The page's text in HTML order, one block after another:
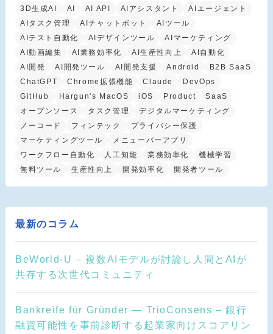
3D生成AI AI AI API AIアシスタント
AIエージェント
AIタスク管理
AIチャットボット
AIツール
AIテスト自動化
AIデザインツール
AIマーケティング
AI動画編集
AI業務効率化 AI生産性向上
AI自動化
AI開発
AI開発ツール AI開発支援 Android
B2B SaaS
ChatGPT
Chrome拡張機能 Claude
DevOps
GitHub
Hargun's MacOS iOS Product
SaaS
オープンソース
タスク管理
デジタルマーケティング
ノーコード
フィンテック
プライバシー保護
マーケティングツール
メニューバーアプリ
ワークフロー自動化
人工知能 業務効率化
機械学習
無料ツール
生産性向上 開発効率化 開発者ツール
最新のコラム
BeWorld-U – 複数AIモデルが討論し人間とAIが
共存する次世代コミュニティ
Bankreife für Gründer — TrioConsens – 銀行
融資可能性を事前診断する起業家向けスコアリン